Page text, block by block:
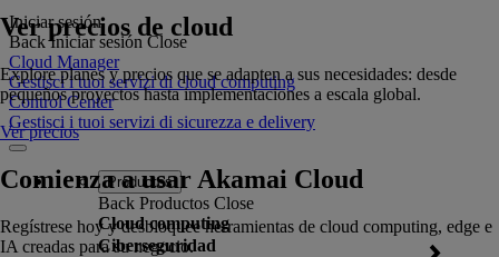
Iniciar sesión
Back Iniciar sesión Close
Cloud Manager
Gestisci i tuoi servizi di cloud computing
Control Center
Gestisci i tuoi servizi di sicurezza e delivery
Productos
Back Productos Close
Cloud computing
Ciberseguridad
Ver precios de cloud
Explore planes y precios que se adapten a sus necesidades: desde
pequeños proyectos hasta implementaciones a escala global.
Ver precios
Comienza a usar Akamai Cloud
Regístrese hoy y desbloquee herramientas de cloud computing, edge e
IA creadas para su negocio.